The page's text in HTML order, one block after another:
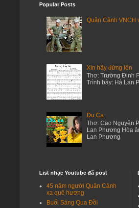
Kính các NT,Chúng tôi: Th/
Shannon Duke
Depression leads to the
Beatrice Jackson
Nguyễn Hải - Du ca
Tổng Thống Trump! tôi
Nguyễn Hải - Du ca
Nguyễn Hải - Du ca
*Biệt ly hè trước chưa
Nguyễn Hải - Du ca
Nguyễn Hải - Du ca
Bài viếng mộ Lê Thị Thảo
Popular Posts
Quân Cảnh VNCH
Xin hãy đứng lên
Thơ: Trường Đinh
Trình bày: Hà Lan
Du Ca
Thơ: Cao Nguyên
Lan Phương Hòa
Lan Phương
List nhạc Youtube đã post
45 năm người Quân Cảnh
xa quê hương
Buổi Sáng Qua Đồi